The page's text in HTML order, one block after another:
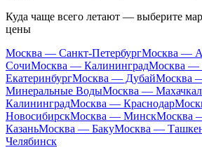
Куда чаще всего летают — выберите
цены
Москва — Санкт-ПетербургМосква —
СочиМосква — КалининградМосква —
ЕкатеринбургМосква — ДубайМосква
Минеральные ВодыМосква —
КалининградМосква — Краснодар
НовосибирскМосква — МинскМосква
КазаньМосква — БакуМосква —
Челябинск